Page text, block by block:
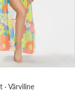
· Värviline